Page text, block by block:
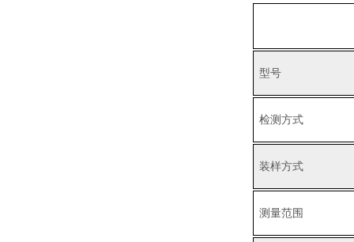
型号
检测方式
装样方式
测量范围